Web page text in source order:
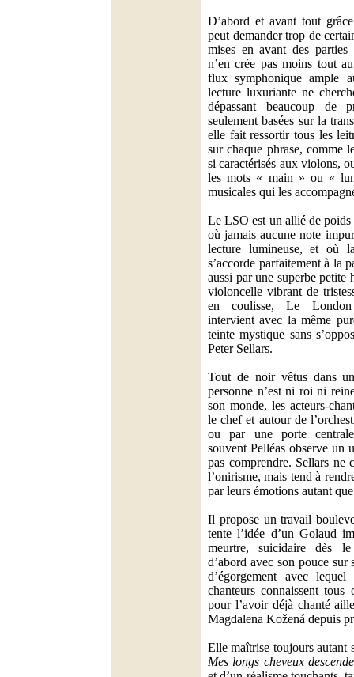
D’abord et avant tout
peut demander trop de
mises en avant des parties
n’en crée pas moins tout
flux symphonique ample
lecture luxuriante ne
dépassant beaucoup de
seulement basées sur la
elle fait ressortir tous les
sur chaque phrase, comme
si caractérisés aux violons,
les mots « main » ou «
musicales qui les
Le LSO est un allié de
où jamais aucune note
lecture lumineuse, et où
s’accorde parfaitement à la
aussi par une superbe petite
violoncelle vibrant de
en coulisse, Le
intervient avec la même
teinte mystique sans
Peter Sellars.
Tout de noir vêtus dans
personne n’est ni roi ni
son monde, les acteurs-
le chef et autour de
ou par une porte
souvent Pelléas observe un
pas comprendre. Sellars ne
l’onirisme, mais tend à
par leurs émotions autant
Il propose un travail
tente l’idée d’un Golaud
meurtre, suicidaire dès
d’abord avec son pouce sur
d’égorgement avec
chanteurs connaissent tous
pour l’avoir déjà chanté
Magdalena Kožená depuis
Elle maîtrise toujours autant
Mes longs cheveux